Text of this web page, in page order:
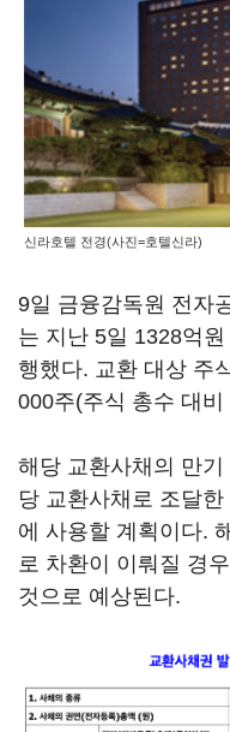
신라호텔 전경(사진=호텔신라)
9일 금융감독원 전자
는 지난 5일 1328억
행했다. 교환 대상 주
000주(주식 총수 대비
해당 교환사채의 만
당 교환사채로 조달
에 사용할 계획이다.
로 차환이 이뤄질 경
것으로 예상된다.